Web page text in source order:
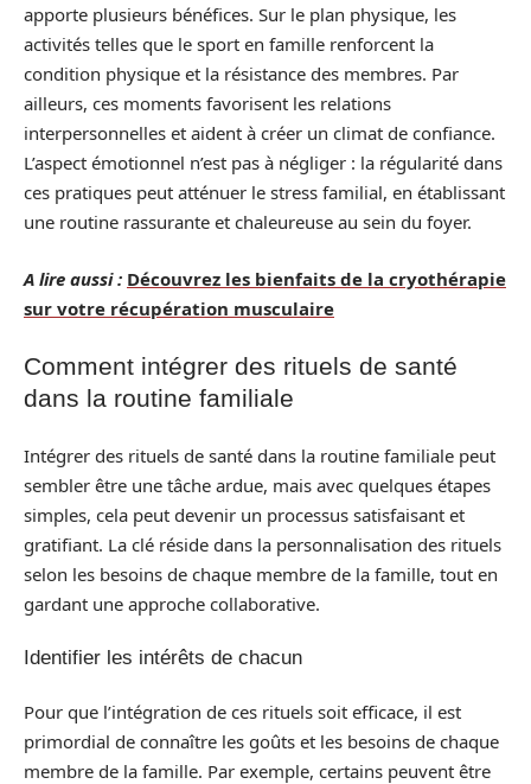
apporte plusieurs bénéfices. Sur le plan physique, les
activités telles que le sport en famille renforcent la
condition physique et la résistance des membres. Par
ailleurs, ces moments favorisent les relations
interpersonnelles et aident à créer un climat de confiance.
L’aspect émotionnel n’est pas à négliger : la régularité dans
ces pratiques peut atténuer le stress familial, en établissant
une routine rassurante et chaleureuse au sein du foyer.
A lire aussi : Découvrez les bienfaits de la cryothérapie
sur votre récupération musculaire
Comment intégrer des rituels de santé
dans la routine familiale
Intégrer des rituels de santé dans la routine familiale peut
sembler être une tâche ardue, mais avec quelques étapes
simples, cela peut devenir un processus satisfaisant et
gratifiant. La clé réside dans la personnalisation des rituels
selon les besoins de chaque membre de la famille, tout en
gardant une approche collaborative.
Identifier les intérêts de chacun
Pour que l’intégration de ces rituels soit efficace, il est
primordial de connaître les goûts et les besoins de chaque
membre de la famille. Par exemple, certains peuvent être